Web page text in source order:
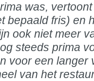
was,
bepaald fris) en
ook niet meer
steeds prima
voor een langer
van het